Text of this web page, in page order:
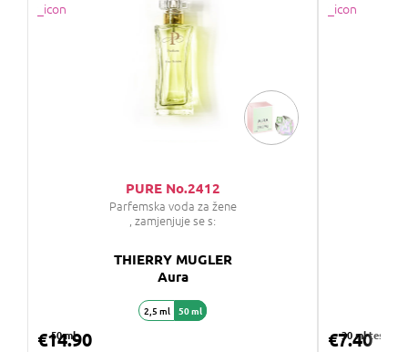
PURE No.2412
Parfemska voda za žene
, zamjenjuje se s:
THIERRY MUGLER
Aura
50 ml
€14.90
2,5 ml 50 ml
30 ml tester
€7.40